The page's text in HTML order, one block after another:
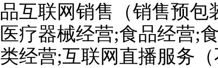
品互联网销售（销售预
医疗器械经营;食品经营;
类经营;互联网直播服务